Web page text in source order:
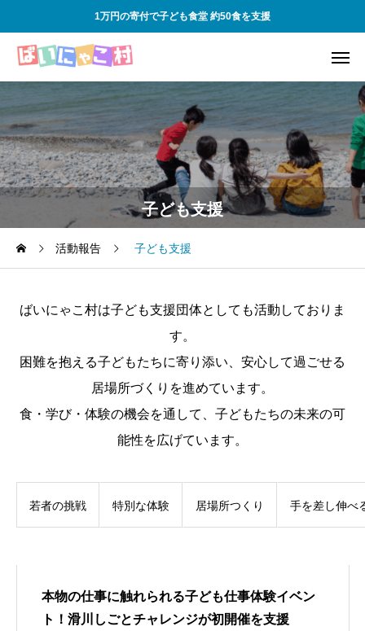
1万円の寄付で子ども食堂 約50食を支援
子ども支援
活動報告 子ども支援
ばいにゃこ村は子ども支援団体としても活動しておりま
す。
困難を抱える子どもたちに寄り添い、安心して過ごせる
居場所づくりを進めています。
食・学び・体験の機会を通して、子どもたちの未来の可
能性を広げています。
若者の挑戦 特別な体験 居場所つくり 手を差し伸べ
本物の仕事に触れられる子ども仕事体験イベン
ト！滑川しごとチャレンジが初開催を支援